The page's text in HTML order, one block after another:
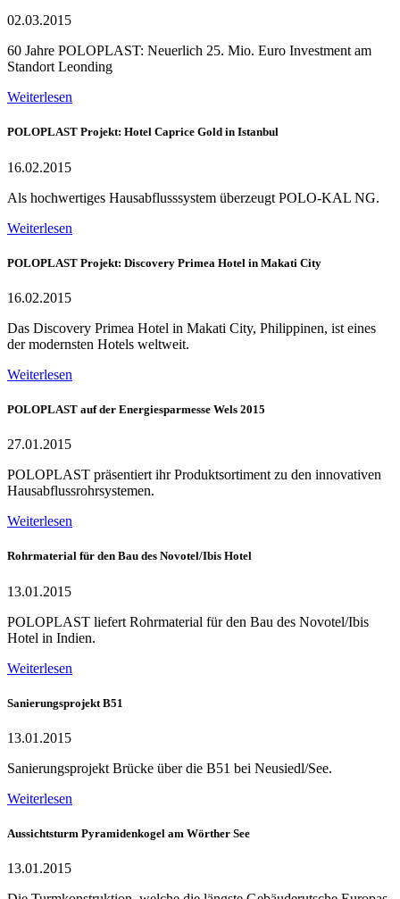
02.03.2015
60 Jahre POLOPLAST: Neuerlich 25. Mio. Euro Investment am
Standort Leonding
Weiterlesen
POLOPLAST Projekt: Hotel Caprice Gold in Istanbul
16.02.2015
Als hochwertiges Hausabflusssystem überzeugt POLO-KAL NG.
Weiterlesen
POLOPLAST Projekt: Discovery Primea Hotel in Makati City
16.02.2015
Das Discovery Primea Hotel in Makati City, Philippinen, ist eines
der modernsten Hotels weltweit.
Weiterlesen
POLOPLAST auf der Energiesparmesse Wels 2015
27.01.2015
POLOPLAST präsentiert ihr Produktsortiment zu den innovativen
Hausabflussrohrsystemen.
Weiterlesen
Rohrmaterial für den Bau des Novotel/Ibis Hotel
13.01.2015
POLOPLAST liefert Rohrmaterial für den Bau des Novotel/Ibis
Hotel in Indien.
Weiterlesen
Sanierungsprojekt B51
13.01.2015
Sanierungsprojekt Brücke über die B51 bei Neusiedl/See.
Weiterlesen
Aussichtsturm Pyramidenkogel am Wörther See
13.01.2015